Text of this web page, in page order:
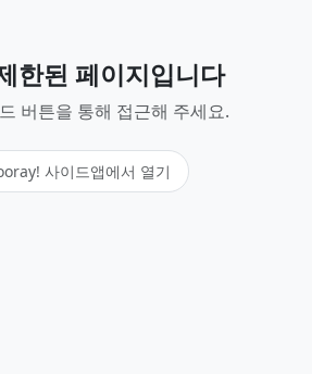
한된 페이지입니다
버튼을 통해 접근해 주세요.
사이드앱에서 열기